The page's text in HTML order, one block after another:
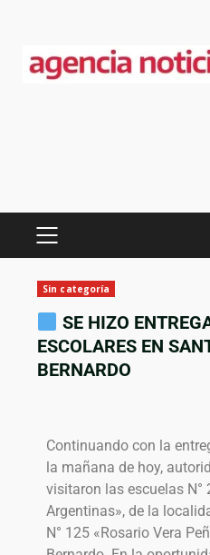
Sin categoría
SE HIZO
ESCOLARES EN
BERNARDO
Continuando con la
la mañana de hoy,
visitaron las escuelas N°
Argentinas», de la
N° 125 «Rosario Vera